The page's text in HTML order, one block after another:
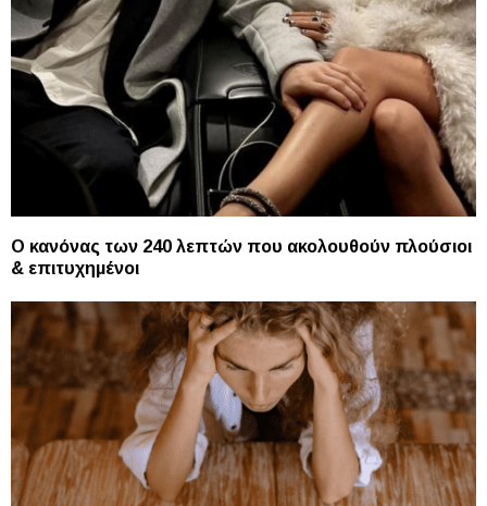
Ο κανόνας των 240 λεπτών που ακολουθούν πλούσιοι
& επιτυχημένοι